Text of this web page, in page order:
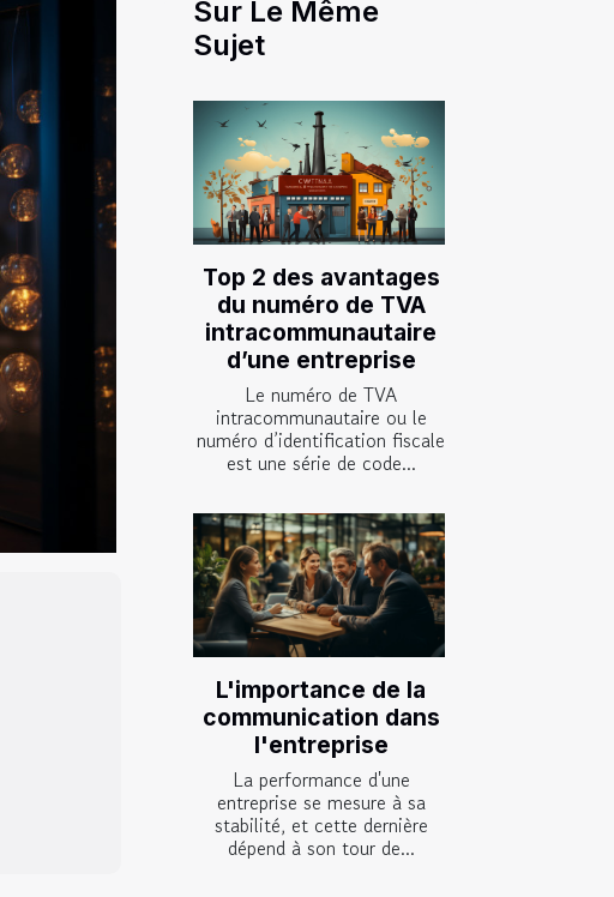
Sur Le Même
Sujet
Top 2 des avantages
du numéro de TVA
intracommunautaire
d’une entreprise
Le numéro de TVA
intracommunautaire ou le
numéro d’identification fiscale
est une série de code...
L'importance de la
communication dans
l'entreprise
La performance d'une
entreprise se mesure à sa
stabilité, et cette dernière
dépend à son tour de...